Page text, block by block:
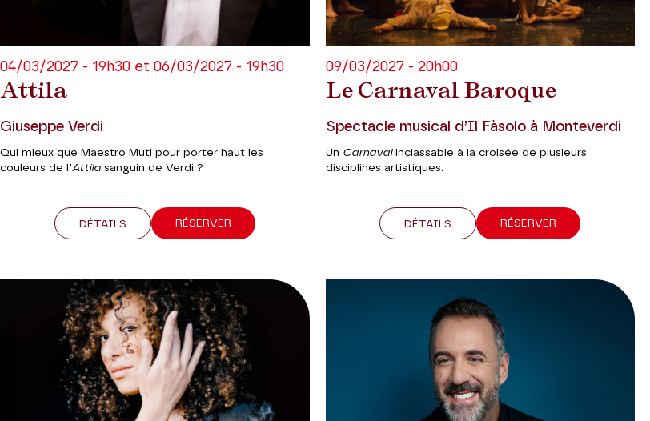
Attila
04/03/2027 - 19h30 et 06/03/2027 - 19h30
Giuseppe Verdi
Qui mieux que Maestro Muti pour porter haut les
couleurs de l’Attila sanguin de Verdi ?
DÉTAILS RÉSERVER
Le Carnaval Baroque
09/03/2027 - 20h00
Spectacle musical d’Il Fàsolo à Monteverdi
Un Carnavalinclassable à la croisée de plusieurs
disciplines artistiques.
DÉTAILS RÉSERVER